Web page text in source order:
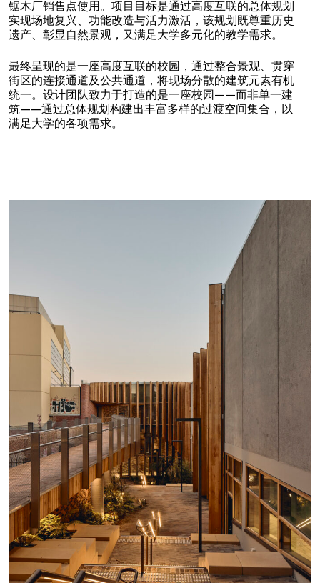
锯木厂销售点使用。项目目标是通过高度互联的总体规划
实现场地复兴、功能改造与活力激活，该规划既尊重历史
遗产、彰显自然景观，又满足大学多元化的教学需求。
最终呈现的是一座高度互联的校园，通过整合景观、贯穿
街区的连接通道及公共通道，将现场分散的建筑元素有机
统一。设计团队致力于打造的是一座校园——而非单一建
筑——通过总体规划构建出丰富多样的过渡空间集合，以
满足大学的各项需求。